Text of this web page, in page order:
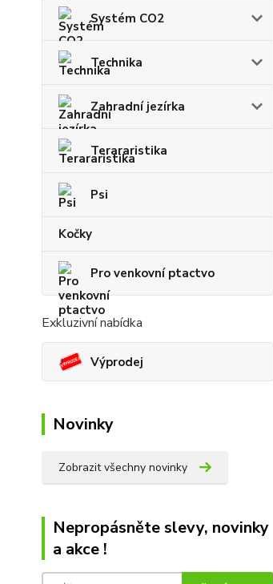
Systém CO2
Technika
Zahradní jezírka
Terararistika
Psi
Kočky
Pro venkovní ptactvo
Exkluzivní nabídka
Výprodej
Novinky
Zobrazit všechny novinky
Nepropásněte slevy, novinky
a akce !